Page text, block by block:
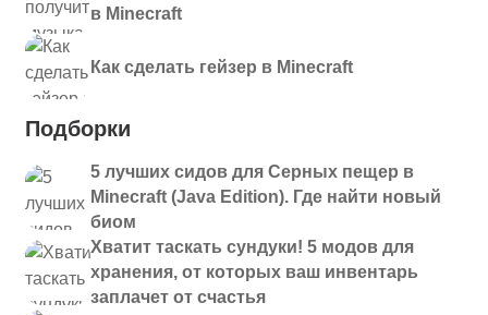
в Minecraft
Как сделать гейзер в Minecraft
Подборки
5 лучших сидов для Серных пещер в
Minecraft (Java Edition). Где найти новый
биом
Хватит таскать сундуки! 5 модов для
хранения, от которых ваш инвентарь
заплачет от счастья